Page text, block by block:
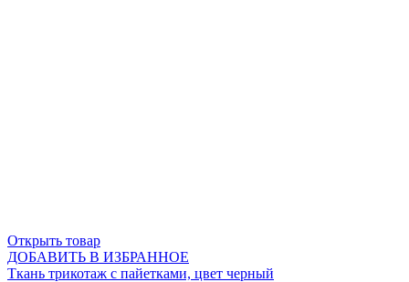
Открыть товар
ДОБАВИТЬ В ИЗБРАННОЕ
Ткань трикотаж с пайетками, цвет черный